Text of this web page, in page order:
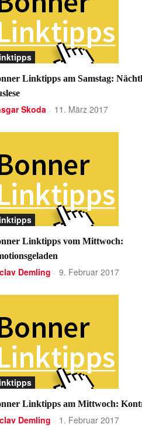
Linktipps am Samstag:
Skoda - 11. März 2017
Linktipps vom Mittwoch:
Demling - 9. Februar 2017
Linktipps am Mittwoch:
Demling - 1. Februar 2017